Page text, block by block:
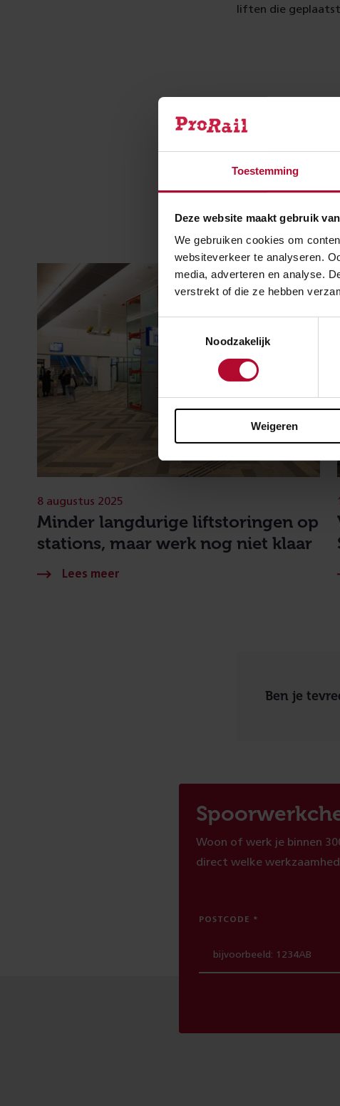
Toestemming
Deze website maakt gebruik
We gebruiken cookies om
websiteverkeer te analyseren.
media, adverteren en analyse.
verstrekt of die ze hebben
Noodzakelijk
Weigeren
liften die
Meer
Minder langdurige liftstoringen op
stations, maar werk nog niet klaar
8 augustus 2025
Ben je
Woon of werk je binnen
direct welke
POSTCODE